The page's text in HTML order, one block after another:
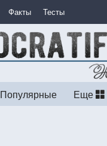
Факты Тесты
Популярные Еще